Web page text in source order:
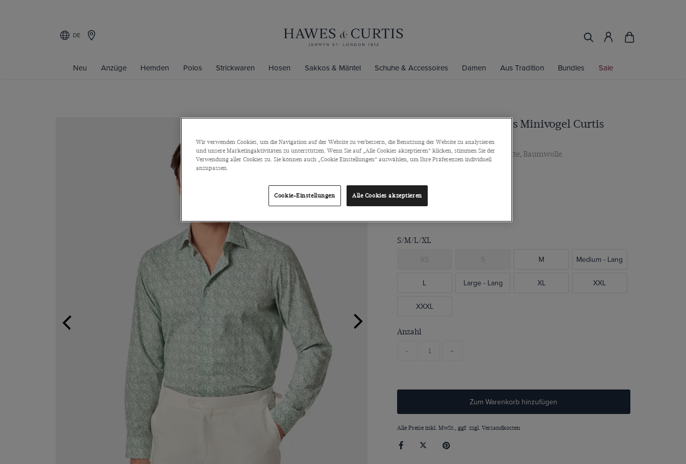
DE
Neu Anzüge Hemden Polos Strickwaren Hosen Sakkos & Mäntel Schuhe & Accessoires Damen Aus Tradition Bundles Sale
Slim Fit Grün & Weißes Minivogel Curtis
Hemd
Niedriger Kragen, Knopfmanschette, Baumwolle
S/M/L/XL
XS S M Medium - Lang
L Large - Lang XL XXL
XXXL
Anzahl
- +
Zum Warenkorb hinzufügen
Alle Preise inkl. MwSt., ggf. zzgl. Versandkosten
Wir verwenden Cookies, um die Navigation auf der Website zu verbessern, die Benutzung der Website zu analysieren
und unsere Marketingaktivitäten zu unterstützen. Wenn Sie auf „Alle Cookies akzeptieren“ klicken, stimmen Sie der
Verwendung aller Cookies zu. Sie können auch „Cookie Einstellungen“ auswählen, um Ihre Präferenzen individuell
anzupassen.
Cookie-Einstellungen Alle Cookies akzeptieren